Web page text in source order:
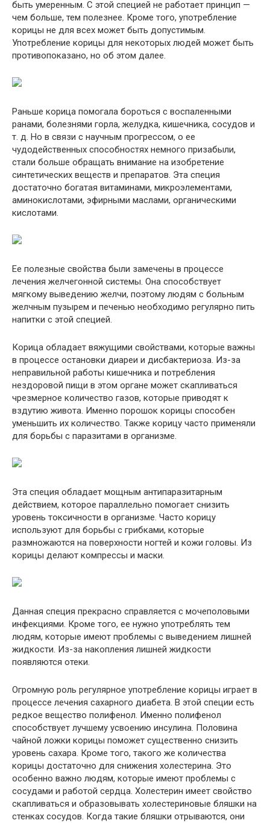
быть умеренным. С этой специей не работает принцип —
чем больше, тем полезнее. Кроме того, употребление
корицы не для всех может быть допустимым.
Употребление корицы для некоторых людей может быть
противопоказано, но об этом далее.
Раньше корица помогала бороться с воспаленными
ранами, болезнями горла, желудка, кишечника, сосудов и
т. д. Но в связи с научным прогрессом, о ее
чудодейственных способностях немного призабыли,
стали больше обращать внимание на изобретение
синтетических веществ и препаратов. Эта специя
достаточно богатая витаминами, микроэлементами,
аминокислотами, эфирными маслами, органическими
кислотами.
Ее полезные свойства были замечены в процессе
лечения желчегонной системы. Она способствует
мягкому выведению желчи, поэтому людям с больным
желчным пузырем и печенью необходимо регулярно пить
напитки с этой специей.
Корица обладает вяжущими свойствами, которые важны
в процессе остановки диареи и дисбактериоза. Из-за
неправильной работы кишечника и потребления
нездоровой пищи в этом органе может скапливаться
чрезмерное количество газов, которые приводят к
вздутию живота. Именно порошок корицы способен
уменьшить их количество. Также корицу часто применяли
для борьбы с паразитами в организме.
Эта специя обладает мощным антипаразитарным
действием, которое параллельно помогает снизить
уровень токсичности в организме. Часто корицу
используют для борьбы с грибками, которые
размножаются на поверхности ногтей и кожи головы. Из
корицы делают компрессы и маски.
Данная специя прекрасно справляется с мочеполовыми
инфекциями. Кроме того, ее нужно употреблять тем
людям, которые имеют проблемы с выведением лишней
жидкости. Из-за накопления лишней жидкости
появляются отеки.
Огромную роль регулярное употребление корицы играет в
процессе лечения сахарного диабета. В этой специи есть
редкое вещество полифенол. Именно полифенол
способствует лучшему усвоению инсулина. Половина
чайной ложки корицы поможет существенно снизить
уровень сахара. Кроме того, такого же количества
корицы достаточно для снижения холестерина. Это
особенно важно людям, которые имеют проблемы с
сосудами и работой сердца. Холестерин имеет свойство
скапливаться и образовывать холестериновые бляшки на
стенках сосудов. Когда такие бляшки отрываются, они